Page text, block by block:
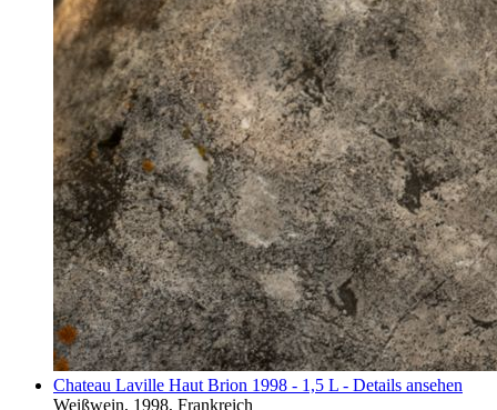
Chateau Laville Haut Brion 1998 - 1,5 L - Details ansehen
Weißwein, 1998, Frankreich